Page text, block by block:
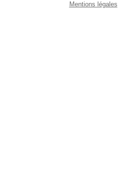
Mentions légales